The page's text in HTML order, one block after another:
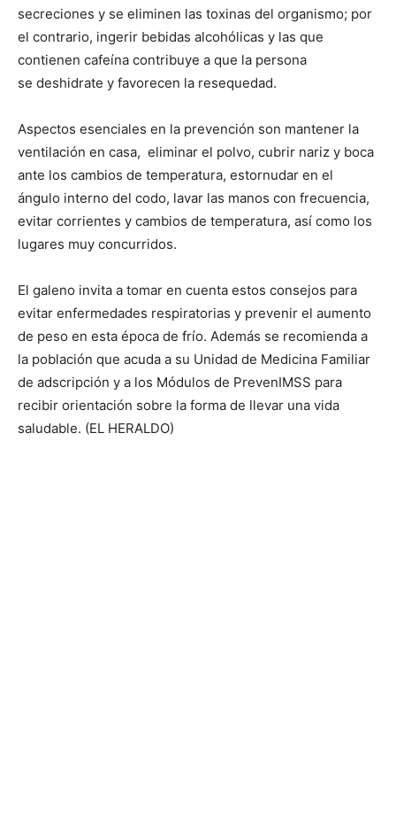
secreciones y se eliminen las toxinas del organismo; por
el contrario, ingerir bebidas alcohólicas y las que
contienen cafeína contribuye a que la persona
se deshidrate y favorecen la resequedad.
Aspectos esenciales en la prevención son mantener la
ventilación en casa, eliminar el polvo, cubrir nariz y boca
ante los cambios de temperatura, estornudar en el
ángulo interno del codo, lavar las manos con frecuencia,
evitar corrientes y cambios de temperatura, así como los
lugares muy concurridos.
El galeno invita a tomar en cuenta estos consejos para
evitar enfermedades respiratorias y prevenir el aumento
de peso en esta época de frío. Además se recomienda a
la población que acuda a su Unidad de Medicina Familiar
de adscripción y a los Módulos de PrevenIMSS para
recibir orientación sobre la forma de llevar una vida
saludable. (EL HERALDO)